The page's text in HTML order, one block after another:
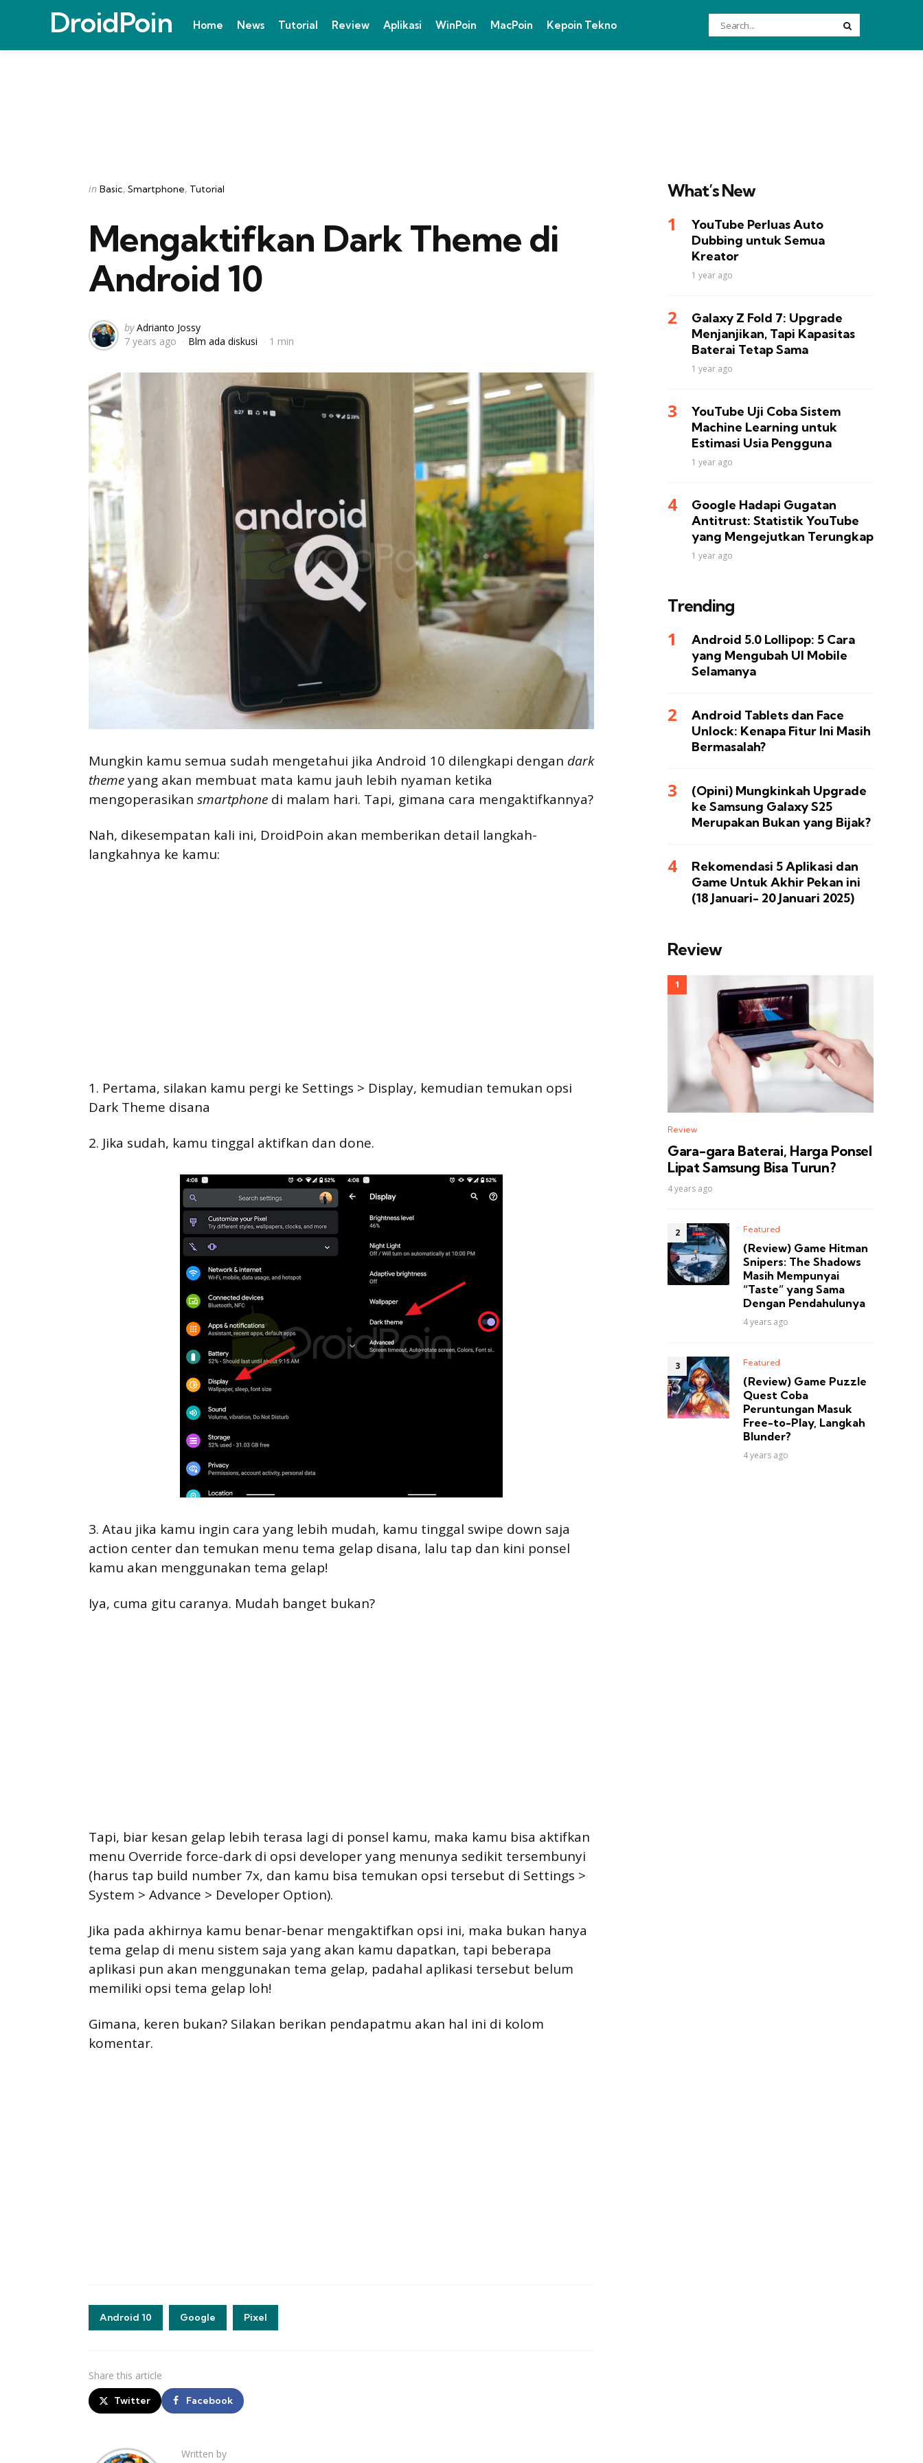
DroidPoin Home News Tutorial Review Aplikasi WinPoin MacPoin Kepoin Tekno
Search
for:
Categories
Posted
in Basic Smartphone Tutorial
Mengaktifkan Dark Theme di
Android 10
Posted
by
by Adrianto Jossy
7 years ago
Blm ada diskusi 1 min
Mungkin kamu semua sudah mengetahui jika Android 10 dilengkapi dengan dark
themeyang akan membuat mata kamu jauh lebih nyaman ketika
mengoperasikan smartphone di malam hari. Tapi, gimana cara mengaktifkannya?
Nah, dikesempatan kali ini, DroidPoin akan memberikan detail langkah-
langkahnya ke kamu:
1. Pertama, silakan kamu pergi ke Settings > Display, kemudian temukan opsi
Dark Theme disana
2. Jika sudah, kamu tinggal aktifkan dan done.
3. Atau jika kamu ingin cara yang lebih mudah, kamu tinggal swipe down saja
action center dan temukan menu tema gelap disana, lalu tap dan kini ponsel
kamu akan menggunakan tema gelap!
Iya, cuma gitu caranya. Mudah banget bukan?
Tapi, biar kesan gelap lebih terasa lagi di ponsel kamu, maka kamu bisa aktifkan
menu Override force-dark di opsi developer yang menunya sedikit tersembunyi
(harus tap build number 7x, dan kamu bisa temukan opsi tersebut di Settings >
System > Advance > Developer Option).
Jika pada akhirnya kamu benar-benar mengaktifkan opsi ini, maka bukan hanya
tema gelap di menu sistem saja yang akan kamu dapatkan, tapi beberapa
aplikasi pun akan menggunakan tema gelap, padahal aplikasi tersebut belum
memiliki opsi tema gelap loh!
Gimana, keren bukan? Silakan berikan pendapatmu akan hal ini di kolom
komentar.
Android 10 Google Pixel
Share this article
Twitter Facebook
Written by
What’s New
YouTube Perluas Auto
Dubbing untuk Semua
Kreator
1 year ago
Galaxy Z Fold 7: Upgrade
Menjanjikan, Tapi Kapasitas
Baterai Tetap Sama
1 year ago
YouTube Uji Coba Sistem
Machine Learning untuk
Estimasi Usia Pengguna
1 year ago
Google Hadapi Gugatan
Antitrust: Statistik YouTube
yang Mengejutkan Terungkap
1 year ago
Trending
Android 5.0 Lollipop: 5 Cara
yang Mengubah UI Mobile
Selamanya
Android Tablets dan Face
Unlock: Kenapa Fitur Ini Masih
Bermasalah?
(Opini) Mungkinkah Upgrade
ke Samsung Galaxy S25
Merupakan Bukan yang Bijak?
Rekomendasi 5 Aplikasi dan
Game Untuk Akhir Pekan ini
(18 Januari- 20 Januari 2025)
Review
Review
Gara-gara Baterai, Harga Ponsel
Lipat Samsung Bisa Turun?
4 years ago
Featured
(Review) Game Hitman
Snipers: The Shadows
Masih Mempunyai
“Taste” yang Sama
Dengan Pendahulunya
4 years ago
Featured
(Review) Game Puzzle
Quest Coba
Peruntungan Masuk
Free-to-Play, Langkah
Blunder?
4 years ago